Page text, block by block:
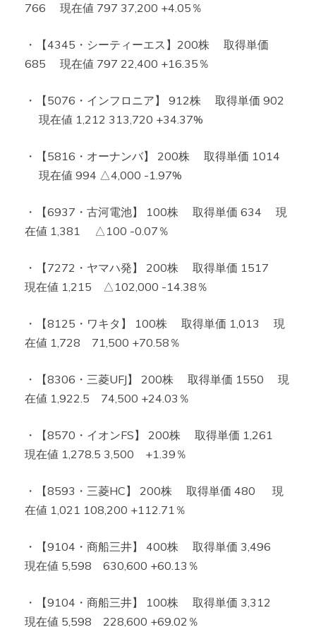
766 現在値 797 37,200 +4.05％
・【4345・シーティーエス】200株 取得単価
685 現在値 797 22,400 +16.35％
・【5076・インフロニア】 912株 取得単価 902
現在値 1,212 313,720 +34.37%
・【5816・オーナンバ】 200株 取得単価 1014
現在値 994 △4,000 -1.97%
・【6937・古河電池】 100株 取得単価 634 現
在値 1,381 △100 -0.07％
・【7272・ヤマハ発】 200株 取得単価 1517
現在値 1,215 △102,000 -14.38％
・【8125・ワキタ】 100株 取得単価 1,013 現
在値 1,728 71,500 +70.58％
・【8306・三菱UFJ】 200株 取得単価 1550 現
在値 1,922.5 74,500 +24.03％
・【8570・イオンFS】 200株 取得単価 1,261
現在値 1,278.5 3,500 +1.39％
・【8593・三菱HC】 200株 取得単価 480 現
在値 1,021 108,200 +112.71％
・【9104・商船三井】 400株 取得単価 3,496
現在値 5,598 630,600 +60.13％
・【9104・商船三井】 100株 取得単価 3,312
現在値 5,598 228,600 +69.02％